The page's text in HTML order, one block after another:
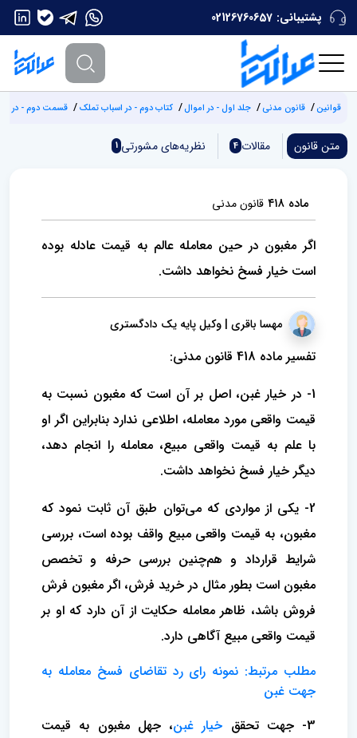
پشتیبانی: 02126760657
قوانین قانون مدنی جلد اول - در اموال کتاب دوم - در اسباب تملک قسمت دوم - در
متن قانون مقالات 4 نظریه‌های مشورتی 1
ماده ۴۱۸ قانون مدنی
اگر مغبون در حین معامله عالم به قیمت عادله بوده
است خیار فسخ نخواهد داشت.
مهسا باقری | وکیل پایه یک دادگستری
تفسیر ماده 418 قانون مدنی:
1- در خیار غبن، اصل بر آن است که مغبون نسبت به
قیمت واقعی مورد معامله، اطلاعی ندارد بنابراین اگر او
با علم به قیمت واقعی مبیع، معامله را انجام دهد،
دیگر خیار فسخ نخواهد داشت.
2- یکی از مواردی که می‌توان طبق آن ثابت نمود که
مغبون، به قیمت واقعی مبیع واقف بوده است، بررسی
شرایط قرارداد و هم‌چنین بررسی حرفه و تخصص
مغبون است بطور مثال در خرید فرش، اگر مغبون فرش
فروش باشد، ظاهر معامله حکایت از آن دارد که او بر
قیمت واقعی مبیع آگاهی دارد.
مطلب مرتبط: نمونه رای رد تقاضای فسخ معامله به
جهت غبن
3- جهت تحقق
خیار غبن، جهل مغبون به قیمت